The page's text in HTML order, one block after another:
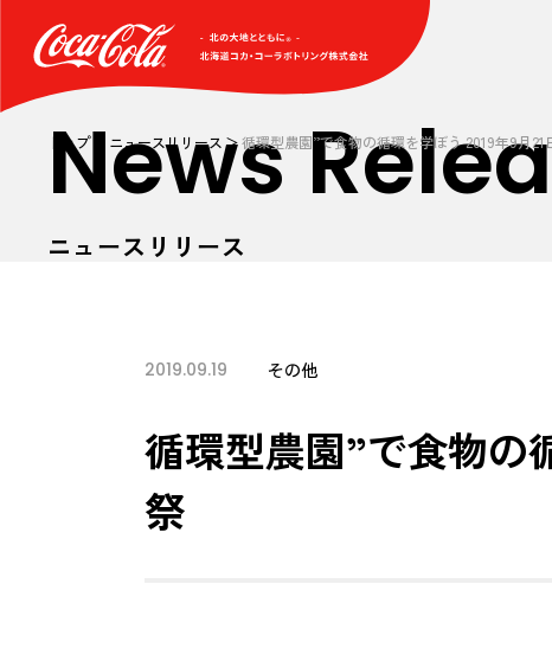
トップ ニュースリリース 循環型農園”で食物の循環を学ぼう 2019年9月
News
ニュースリリース
2019.09.19 その他
循環型農園”で食物の
祭